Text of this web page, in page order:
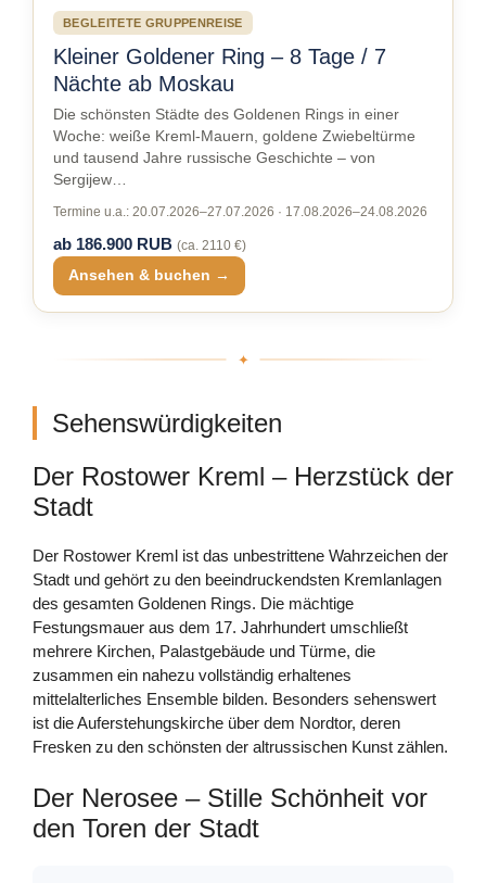
BEGLEITETE GRUPPENREISE
Kleiner Goldener Ring – 8 Tage / 7
Nächte ab Moskau
Die schönsten Städte des Goldenen Rings in einer
Woche: weiße Kreml-Mauern, goldene Zwiebeltürme
und tausend Jahre russische Geschichte – von
Sergijew…
Termine u.a.: 20.07.2026–27.07.2026 · 17.08.2026–24.08.2026
ab 186.900 RUB (ca. 2110 €)
Ansehen & buchen →
Sehenswürdigkeiten
Der Rostower Kreml – Herzstück der
Stadt
Der Rostower Kreml ist das unbestrittene Wahrzeichen der
Stadt und gehört zu den beeindruckendsten Kremlanlagen
des gesamten Goldenen Rings. Die mächtige
Festungsmauer aus dem 17. Jahrhundert umschließt
mehrere Kirchen, Palastgebäude und Türme, die
zusammen ein nahezu vollständig erhaltenes
mittelalterliches Ensemble bilden. Besonders sehenswert
ist die Auferstehungskirche über dem Nordtor, deren
Fresken zu den schönsten der altrussischen Kunst zählen.
Der Nerosee – Stille Schönheit vor
den Toren der Stadt